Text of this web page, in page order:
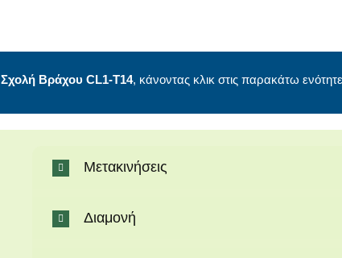
Σχολή Βράχου CL1-Τ14, κάνοντας κλικ στις παρακάτω
Μετακινήσεις
Διαμονή